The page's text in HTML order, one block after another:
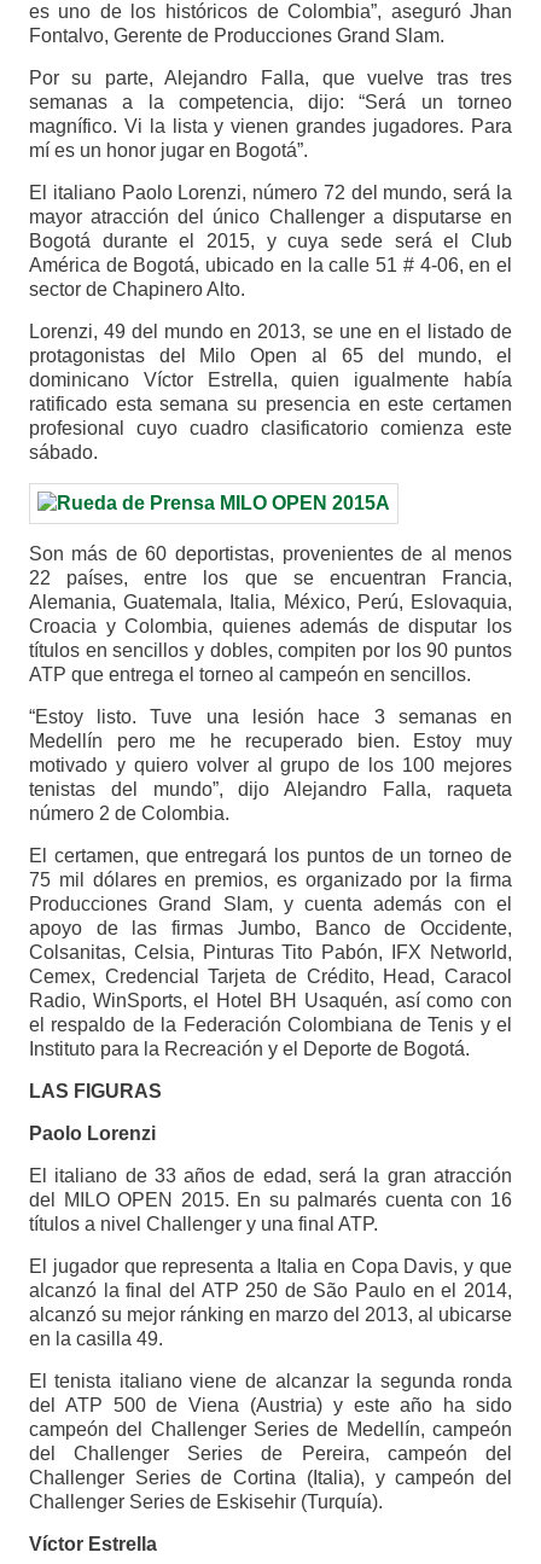
es uno de los históricos de Colombia”, aseguró Jhan
Fontalvo, Gerente de Producciones Grand Slam.
Por su parte, Alejandro Falla, que vuelve tras tres
semanas a la competencia, dijo: “Será un torneo
magnífico. Vi la lista y vienen grandes jugadores. Para
mí es un honor jugar en Bogotá”.
El italiano Paolo Lorenzi, número 72 del mundo, será la
mayor atracción del único Challenger a disputarse en
Bogotá durante el 2015, y cuya sede será el Club
América de Bogotá, ubicado en la calle 51 # 4-06, en el
sector de Chapinero Alto.
Lorenzi, 49 del mundo en 2013, se une en el listado de
protagonistas del Milo Open al 65 del mundo, el
dominicano Víctor Estrella, quien igualmente había
ratificado esta semana su presencia en este certamen
profesional cuyo cuadro clasificatorio comienza este
sábado.
Son más de 60 deportistas, provenientes de al menos
22 países, entre los que se encuentran Francia,
Alemania, Guatemala, Italia, México, Perú, Eslovaquia,
Croacia y Colombia, quienes además de disputar los
títulos en sencillos y dobles, compiten por los 90 puntos
ATP que entrega el torneo al campeón en sencillos.
“Estoy listo. Tuve una lesión hace 3 semanas en
Medellín pero me he recuperado bien. Estoy muy
motivado y quiero volver al grupo de los 100 mejores
tenistas del mundo”, dijo Alejandro Falla, raqueta
número 2 de Colombia.
El certamen, que entregará los puntos de un torneo de
75 mil dólares en premios, es organizado por la firma
Producciones Grand Slam, y cuenta además con el
apoyo de las firmas Jumbo, Banco de Occidente,
Colsanitas, Celsia, Pinturas Tito Pabón, IFX Networld,
Cemex, Credencial Tarjeta de Crédito, Head, Caracol
Radio, WinSports, el Hotel BH Usaquén, así como con
el respaldo de la Federación Colombiana de Tenis y el
Instituto para la Recreación y el Deporte de Bogotá.
LAS FIGURAS
Paolo Lorenzi
El italiano de 33 años de edad, será la gran atracción
del MILO OPEN 2015. En su palmarés cuenta con 16
títulos a nivel Challenger y una final ATP.
El jugador que representa a Italia en Copa Davis, y que
alcanzó la final del ATP 250 de São Paulo en el 2014,
alcanzó su mejor ránking en marzo del 2013, al ubicarse
en la casilla 49.
El tenista italiano viene de alcanzar la segunda ronda
del ATP 500 de Viena (Austria) y este año ha sido
campeón del Challenger Series de Medellín, campeón
del Challenger Series de Pereira, campeón del
Challenger Series de Cortina (Italia), y campeón del
Challenger Series de Eskisehir (Turquía).
Víctor Estrella